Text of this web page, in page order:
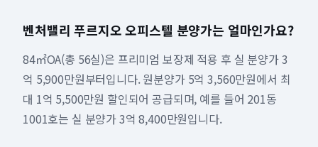
벤처밸리 푸르지오 오피스텔 분양가는 얼마인가요?
84㎡OA(총 56실)은 프리미엄 보장제 적용 후 실 분양가 3
억 5,900만원부터입니다. 원분양가 5억 3,560만원에서 최
대 1억 5,500만원 할인되어 공급되며, 예를 들어 201동
1001호는 실 분양가 3억 8,400만원입니다.